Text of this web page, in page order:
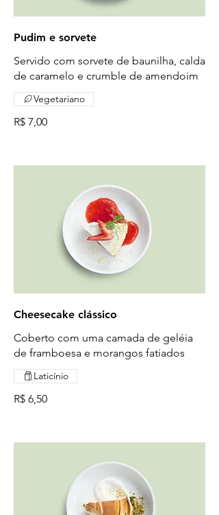
Pudim e sorvete
Servido com sorvete de baunilha, calda
de caramelo e crumble de amendoim
R$ 7,00
Vegetariano
Cheesecake clássico
Coberto com uma camada de geléia
de framboesa e morangos fatiados
R$ 6,50
Laticínio